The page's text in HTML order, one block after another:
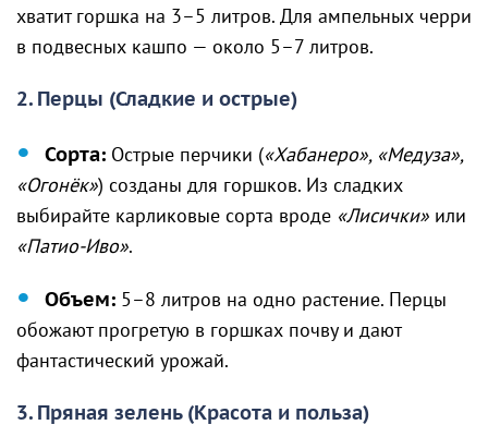
хватит горшка на 3–5 литров. Для ампельных черри
в подвесных кашпо — около 5–7 литров.
2. Перцы (Сладкие и острые)
Сорта: Острые перчики («Хабанеро», «Медуза»,
«Огонёк») созданы для горшков. Из сладких
выбирайте карликовые сорта вроде «Лисички» или
«Патио-Иво».
Объем: 5–8 литров на одно растение. Перцы
обожают прогретую в горшках почву и дают
фантастический урожай.
3. Пряная зелень (Красота и польза)